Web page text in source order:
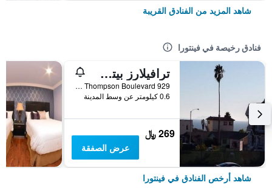
شاهد المزيد من الفنادق القريبة
فنادق رخيصة في فينتورا
ترافيلارز بيتش إن
929 East Thompson Boulevard, فينتورا, CA, الولايات المتحدة الأميريكية
0.6 كيلومتر عن وسط المدينة
269 ﷼
عرض الصفقة
شاهد أرخص الفنادق في فينتورا